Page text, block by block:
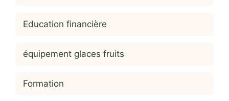
Education financière
équipement glaces fruits
Formation